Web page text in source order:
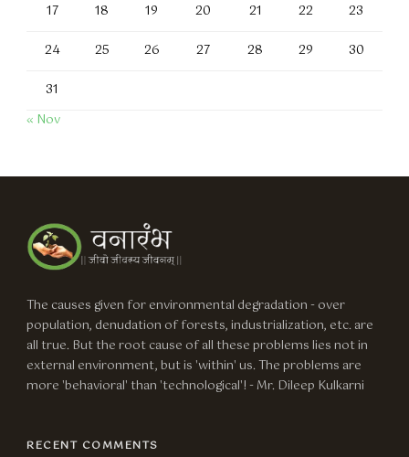
17 18 19 20 21 22 23
24 25 26 27 28 29 30
31
« Nov
The causes given for environmental degradation - over
population, denudation of forests, industrialization, etc. are
all true. But the root cause of all these problems lies not in
external environment, but is 'within' us. The problems are
more 'behavioral' than 'technological'! - Mr. Dileep Kulkarni
RECENT COMMENTS